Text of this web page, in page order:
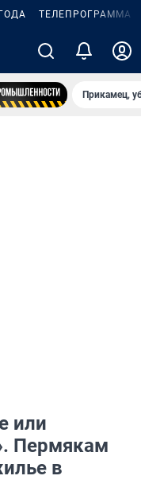
ТЕЛЕПРОГРАММА
Прикамец,
или
Пермякам
в